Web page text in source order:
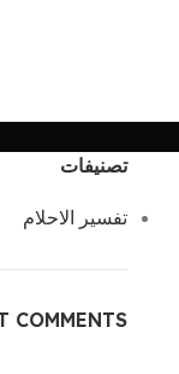
تصنيفات
تفسير الاحلام
COMMENTS